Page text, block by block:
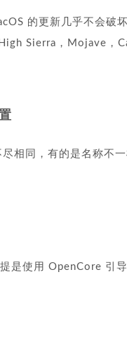
的更新几乎不会破
Sierra，Mojave，
相同，有的是名称不
是使用 OpenCore 引